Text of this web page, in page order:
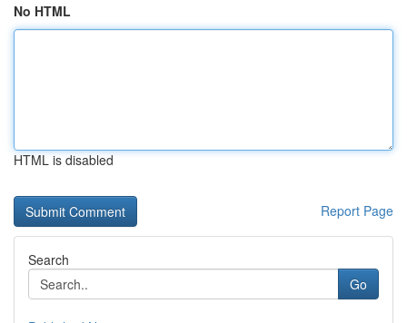
No HTML
HTML is disabled
Report Page
Search
Go